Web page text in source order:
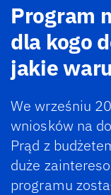
Program
dla kogo
jakie
We wrześniu
wniosków na
Prąd z
duże
programu